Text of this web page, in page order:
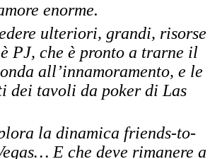
enorme.
ulteriori, grandi, risorse
PJ, che è pronto a trarne il
all’innamoramento, e le
dei tavoli da poker di Las
la dinamica friends-to-
E che deve rimanere a